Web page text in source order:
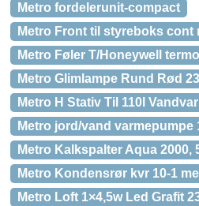
Metro fordelerunit-compact
Metro Front til styreboks cont
Metro Føler T/Honeywell
Metro Glimlampe Rund Rød
Metro H Stativ Til 110l
Metro jord/vand
Metro Kalkspalter Aqua
Metro Kondensrør kvr 10-1
Metro Loft 1×4,5w Led Grafit